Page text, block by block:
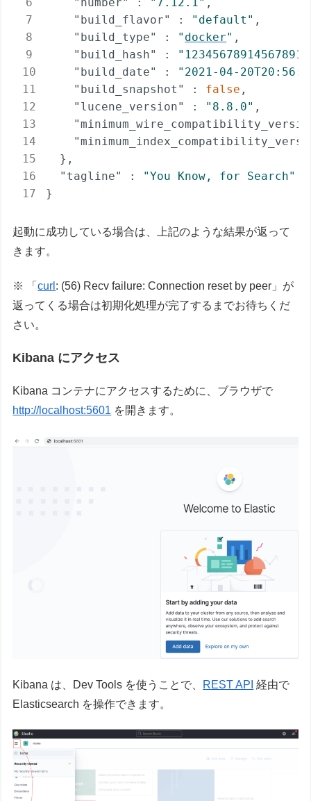
"build_flavor"
: "default" ,
"build_type"
: " docker" ,
"build_hash"
:
"build_date"
: "2021-04-
"build_snapshot"
: false ,
"lucene_version"
: "8.8.0" ,
  },
"tagline"
: "You Know, for Search"
}
起動に成功している場合は、上記のような結果が返って
きます。
※ 「curl : (56) Recv failure: Connection reset by peer」が
返ってくる場合は初期化処理が完了するまでお待ちくだ
さい。
Kibana にアクセス
Kibana コンテナにアクセスするために、ブラウザで
http://localhost:5601 を開きます。
Kibana は、Dev Tools を使うことで、 REST API 経由で
Elasticsearch を操作できます。